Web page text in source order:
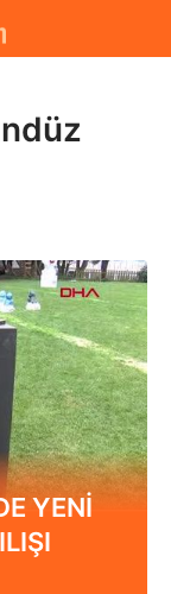
YENİ